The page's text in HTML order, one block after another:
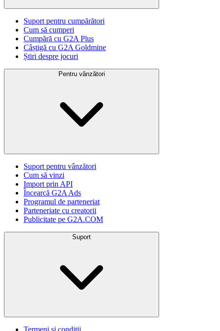
Suport pentru cumpărători
Cum să cumperi
Cumpără cu G2A Plus
Câștigă cu G2A Goldmine
Știri despre jocuri
Pentru vânzători
Suport pentru vânzători
Cum să vinzi
Import prin API
Încearcă G2A Ads
Programul de parteneriat
Parteneriate cu creatorii
Publicitate pe G2A.COM
Suport
Termeni și condiții